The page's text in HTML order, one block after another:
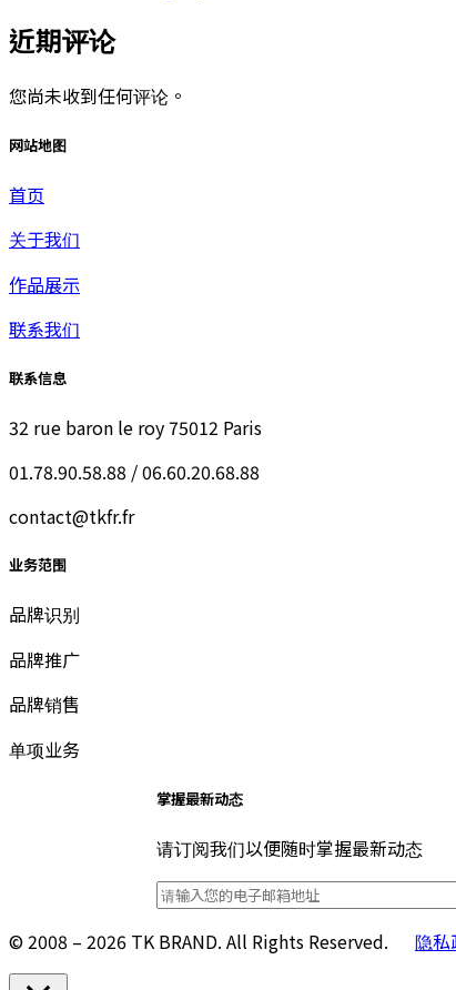
近期评论
您尚未收到任何评论。
网站地图
首页
关于我们
作品展示
联系我们
联系信息
32 rue baron le roy 75012 Paris
01.78.90.58.88 / 06.60.20.68.88
contact@tkfr.fr
业务范围
品牌识别
品牌推广
品牌销售
单项业务
掌握最新动态
请订阅我们以便随时掌握最新动态
© 2008 – 2026 TK BRAND. All Rights Reserved. 隐私